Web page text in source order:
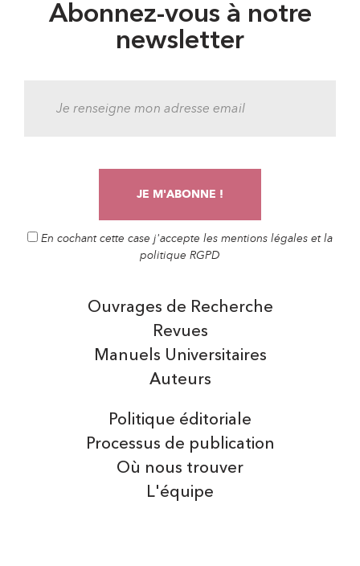
Abonnez-vous à notre
newsletter
En cochant cette case j'accepte les mentions légales et la
politique RGPD
Auteurs
Manuels Universitaires
Ouvrages de Recherche
Revues
Politique éditoriale
Processus de publication
Où nous trouver
L'équipe